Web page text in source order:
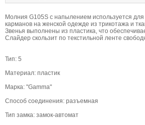
Молния G105S с напылением используется для
карманов на женской одежде из трикотажа и
Звенья выполнены из пластика, что
Слайдер скользит по текстильной ленте
Тип: 5
Материал: пластик
Марка: "Gamma"
Способ соединения: разъемная
Тип замка: замок-автомат